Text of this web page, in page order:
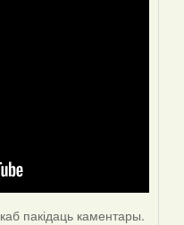
каб пакідаць каментары.